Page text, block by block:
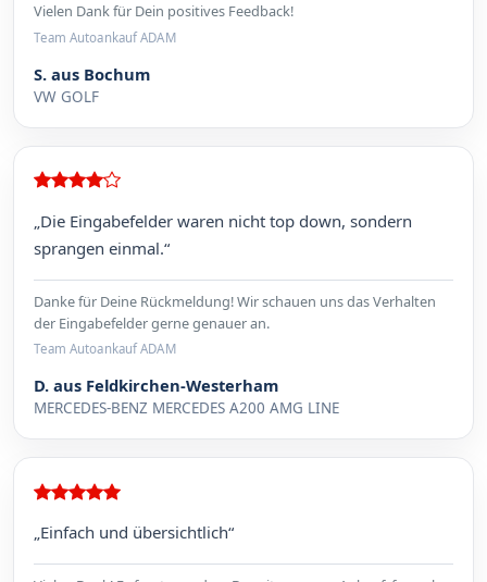
Vielen Dank für Dein positives Feedback!
Team Autoankauf ADAM
S. aus Bochum
VW GOLF
„Die Eingabefelder waren nicht top down, sondern
sprangen einmal.“
Danke für Deine Rückmeldung! Wir schauen uns das Verhalten
der Eingabefelder gerne genauer an.
Team Autoankauf ADAM
D. aus Feldkirchen-Westerham
MERCEDES-BENZ MERCEDES A200 AMG LINE
„Einfach und übersichtlich“